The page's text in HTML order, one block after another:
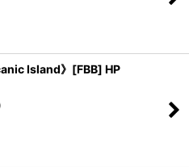
Island》[FBB] HP